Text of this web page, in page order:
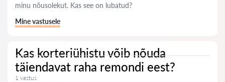
minu nõusolekut. Kas see on lubatud?
Mine vastusele
Kas korteriühistu võib nõuda
täiendavat raha remondi eest?
1 vastus